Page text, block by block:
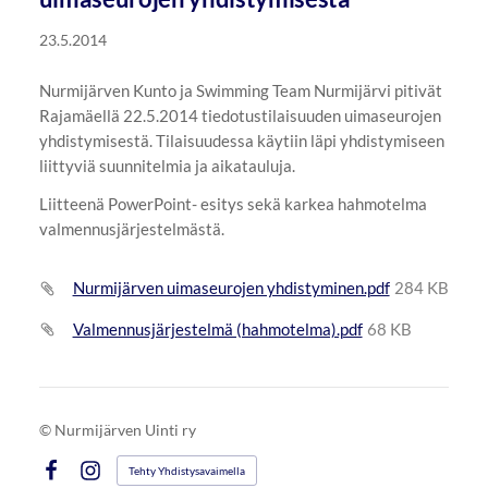
23.5.2014
Nurmijärven Kunto ja Swimming Team Nurmijärvi pitivät
Rajamäellä 22.5.2014 tiedotustilaisuuden uimaseurojen
yhdistymisestä. Tilaisuudessa käytiin läpi yhdistymiseen
liittyviä suunnitelmia ja aikatauluja.
Liitteenä PowerPoint- esitys sekä karkea hahmotelma
valmennusjärjestelmästä.
Nurmijärven uimaseurojen yhdistyminen.pdf 284 KB
Valmennusjärjestelmä (hahmotelma).pdf 68 KB
© Nurmijärven Uinti ry
Tehty Yhdistysavaimella